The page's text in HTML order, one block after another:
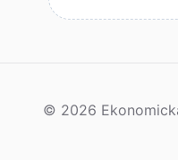
© 2026